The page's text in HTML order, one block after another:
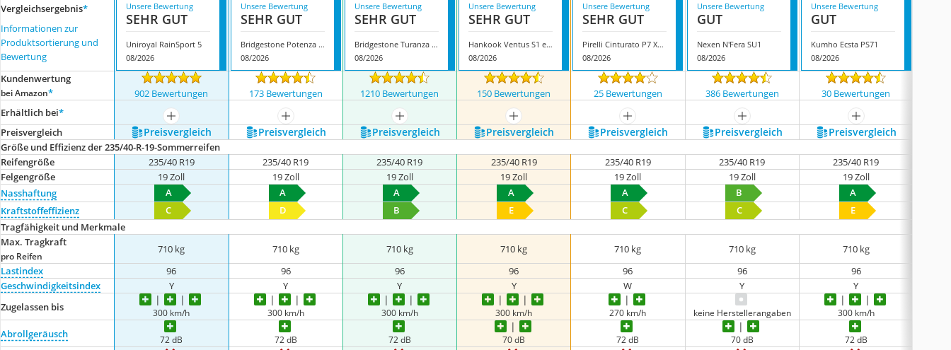
Vergleichsergebnis*
Informationen zur
Produktsortierung und
Bewertung
Unsere Bewertung
SEHR GUT
Uniroyal RainSport 5
08/2026
Unsere Bewertung
SEHR GUT
Bridgestone Potenza Sport
08/2026
Unsere Bewertung
SEHR GUT
Bridgestone Turanza T 005
08/2026
Unsere Bewertung
SEHR GUT
Hankook Ventus S1 evo2 K117
08/2026
Unsere Bewertung
SEHR GUT
Pirelli Cinturato P7 XL FSL
08/2026
Unsere Bewertung
GUT
Nexen N'Fera SU1
08/2026
Unsere Bewertung
GUT
Kumho Ecsta PS71
08/2026
Kundenwertung
bei Amazon* 902 Bewertungen 173 Bewertungen 1210 Bewertungen 150 Bewertungen 25 Bewertungen 386 Bewertungen 30 Bewertungen
Erhältlich bei*
mehr anzeigen mehr anzeigen mehr anzeigen mehr anzeigen mehr anzeigen mehr anzeigen
mehr anzeigen
Preis­vergleich
Preis­vergleich Preis­vergleich Preis­vergleich Preis­vergleich Preis­vergleich Preis­vergleich Preis­vergleich
Größe und Effizienz der 235/40-R-19-Sommerreifen
Reifengröße
235/40 R19 235/40 R19 235/40 R19 235/40 R19 235/40 R19 235/40 R19 235/40 R19
Felgengröße
19 Zoll 19 Zoll 19 Zoll 19 Zoll 19 Zoll 19 Zoll
19 Zoll
Nasshaftung
A A A A A B
A
Kraftstoffeffizienz
C D B E C C
E
Tragfähigkeit und Merkmale
Max. Tragkraft
pro Reifen
710 kg 710 kg 710 kg 710 kg 710 kg 710 kg
710 kg
Lastindex
96 96 96 96 96 96
96
Geschwindigkeitsindex
Y Y Y Y W Y
Y
Zugelassen bis
300 km/h 300 km/h 300 km/h 300 km/h 270 km/h keine Herstellerangaben 300 km/h
Abrollgeräusch 72 dB 72 dB 72 dB 70 dB 72 dB 70 dB 72 dB